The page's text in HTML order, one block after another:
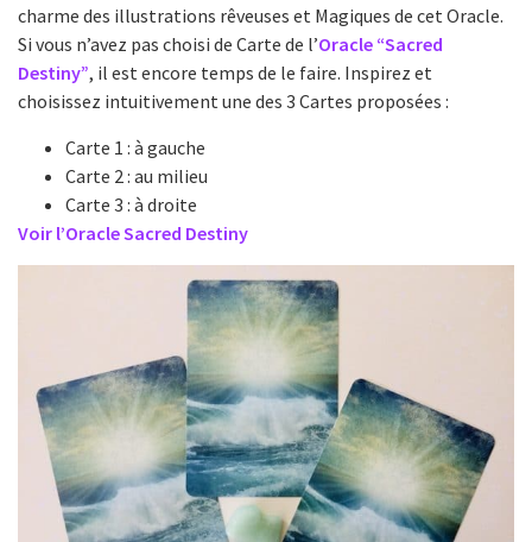
charme des illustrations rêveuses et Magiques de cet Oracle.
Si vous n’avez pas choisi de Carte de l’Oracle “Sacred
Destiny”, il est encore temps de le faire. Inspirez et
choisissez intuitivement une des 3 Cartes proposées :
Carte 1 : à gauche
Carte 2 : au milieu
Carte 3 : à droite
Voir l’Oracle Sacred Destiny